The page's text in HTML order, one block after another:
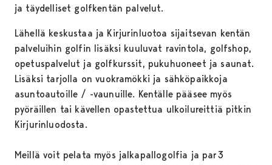
ja täydelliset golfkentän palvelut.
Lähellä keskustaa ja Kirjurinluotoa sijaitsevan kentän
palveluihin golfin lisäksi kuuluvat ravintola, golfshop,
opetuspalvelut ja golfkurssit, pukuhuoneet ja saunat.
Lisäksi tarjolla on vuokramökki ja sähköpaikkoja
asuntoautoille / -vaunuille. Kentälle pääsee myös
pyöräillen tai kävellen opastettua ulkoilureittiä pitkin
Kirjurinluodosta.
Meillä voit pelata myös jalkapallogolfia ja par3